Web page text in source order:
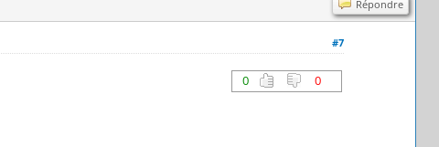
Répondre
#7
0 0